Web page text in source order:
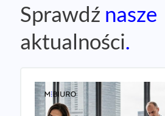
Sprawdź nasze
aktualności.